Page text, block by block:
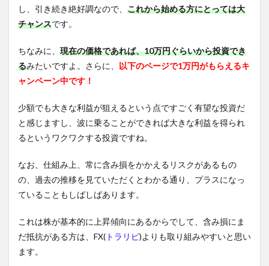
し、引き続き絶好調なので、 これから始める方にとっては大
チャンスです。
ちなみに、 現在の価格であれば、10万円ぐらいから投資でき
るみたいですよ。さらに、 以下のページで1万円がもらえるキ
ャンペーン中です！
少額でも大きな利益が狙えるという点ですごく有望な投資だ
と感じますし、波に乗ることができれば大きな利益を得られ
るというワクワクする投資ですね。
なお、仕組み上、常に含み損をかかえるリスクがあるもの
の、過去の推移を見ていただくとわかる通り、プラスになっ
ていることもしばしばあります。
これは株が基本的に上昇傾向にあるからでして、含み損にま
だ抵抗がある方は、FX( トラリピ)よりも取り組みやすいと思い
ます。